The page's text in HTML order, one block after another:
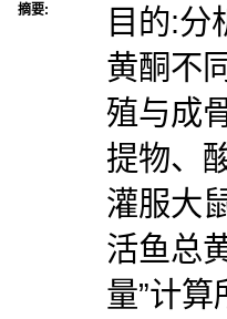
摘要:
目的:分
黄酮不
殖与成
提物、
灌服大
活鱼总
量”计